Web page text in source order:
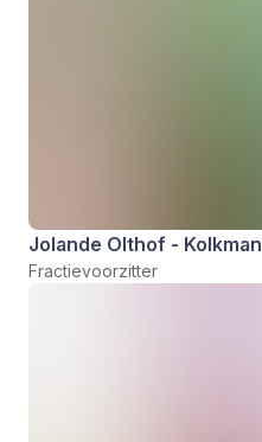
Jolande Olthof - Kolkman
Fractievoorzitter